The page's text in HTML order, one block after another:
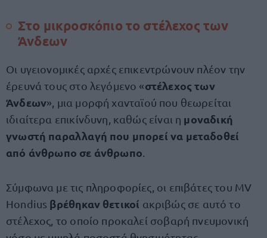
Στο μικροσκόπιο το στέλεχος των
Άνδεων
Οι υγειονομικές αρχές επικεντρώνουν πλέον την
έρευνά τους στο λεγόμενο «στέλεχος των
Άνδεων», μια μορφή χανταϊού που θεωρείται
ιδιαίτερα επικίνδυνη, καθώς είναι η μοναδική
γνωστή παραλλαγή που μπορεί να μεταδοθεί
από άνθρωπο σε άνθρωπο
Σύμφωνα με τις πληροφορίες, οι επιβάτες του MV
Hondius βρέθηκαν θετικοί ακριβώς σε αυτό το
στέλεχος, το οποίο προκαλεί σοβαρή πνευμονική